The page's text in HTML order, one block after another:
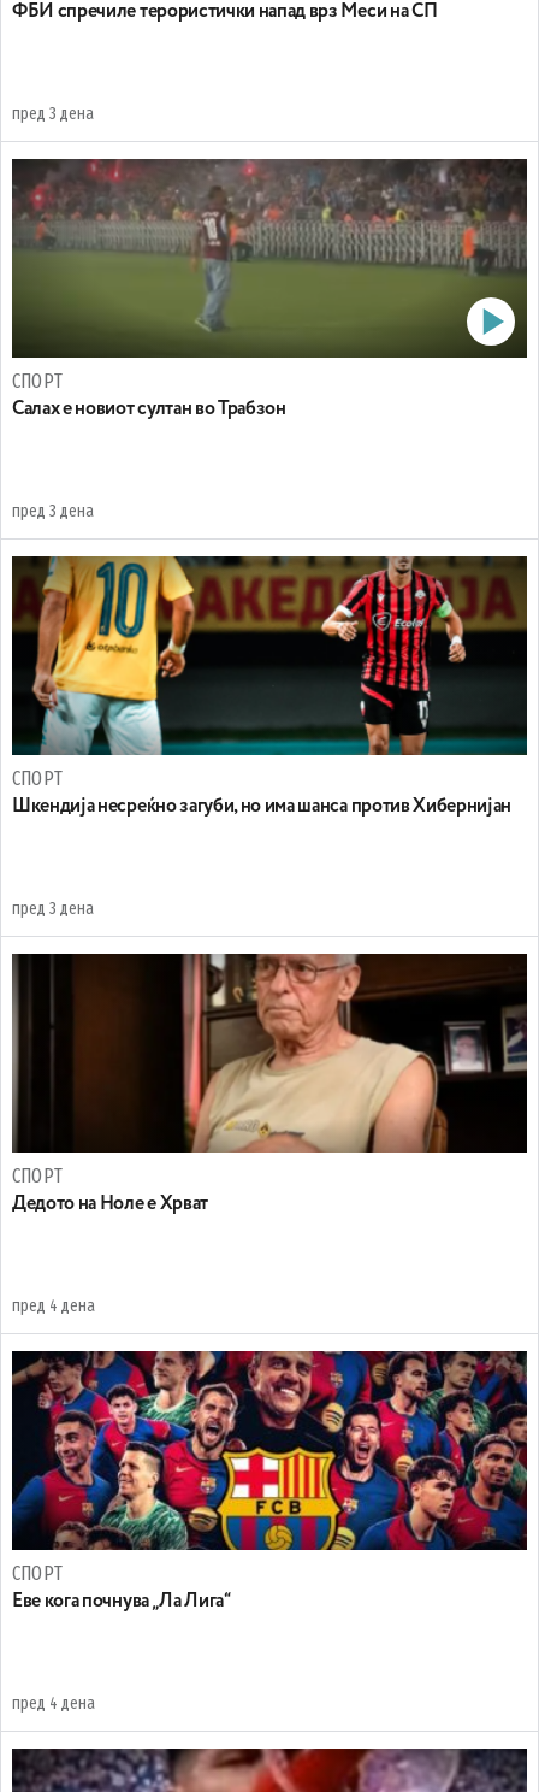
ФБИ спречиле терористички напад врз Меси на СП
пред 3 дена
СПОРТ
Салах е новиот султан во Трабзон
пред 3 дена
СПОРТ
Шкендија несреќно загуби, но има шанса против Хибернијан
пред 3 дена
СПОРТ
Дедото на Ноле е Хрват
пред 4 дена
СПОРТ
Еве кога почнува „Ла Лига“
пред 4 дена